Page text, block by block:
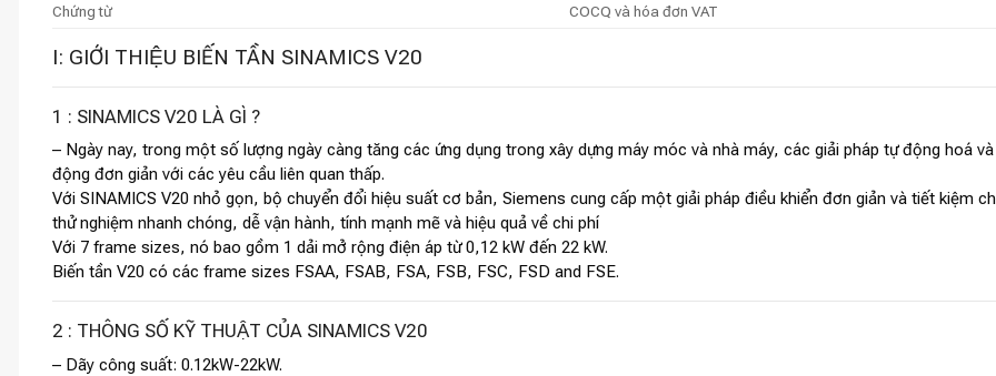
Chứng từ
COCQ và hóa đơn VAT
I: GIỚI THIỆU BIẾN TẦN SINAMICS V20
1 : SINAMICS V20 LÀ GÌ ?
– Ngày nay, trong một số lượng ngày càng tăng các ứng dụng trong xây dựng máy móc và nhà máy, các giải pháp tự động hoá
động đơn giản với các yêu cầu liên quan thấp.
Với SINAMICS V20 nhỏ gọn, bộ chuyển đổi hiệu suất cơ bản, Siemens cung cấp một giải pháp điều khiển đơn giản và tiết kiệm
thử nghiệm nhanh chóng, dễ vận hành, tính mạnh mẽ và hiệu quả về chi phí
Với 7 frame sizes, nó bao gồm 1 dải mở rộng điện áp từ 0,12 kW đến 22 kW.
Biến tần V20 có các frame sizes FSAA, FSAB, FSA, FSB, FSC, FSD and FSE.
2 : THÔNG SỐ KỸ THUẬT CỦA SINAMICS V20
– Dãy công suất: 0.12kW-22kW.